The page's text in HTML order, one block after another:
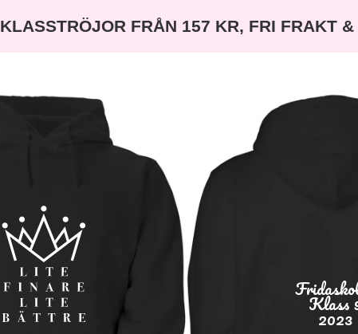
KLASSTRÖJOR FRÅN 157 KR, FRI FRAKT
Klass
2023